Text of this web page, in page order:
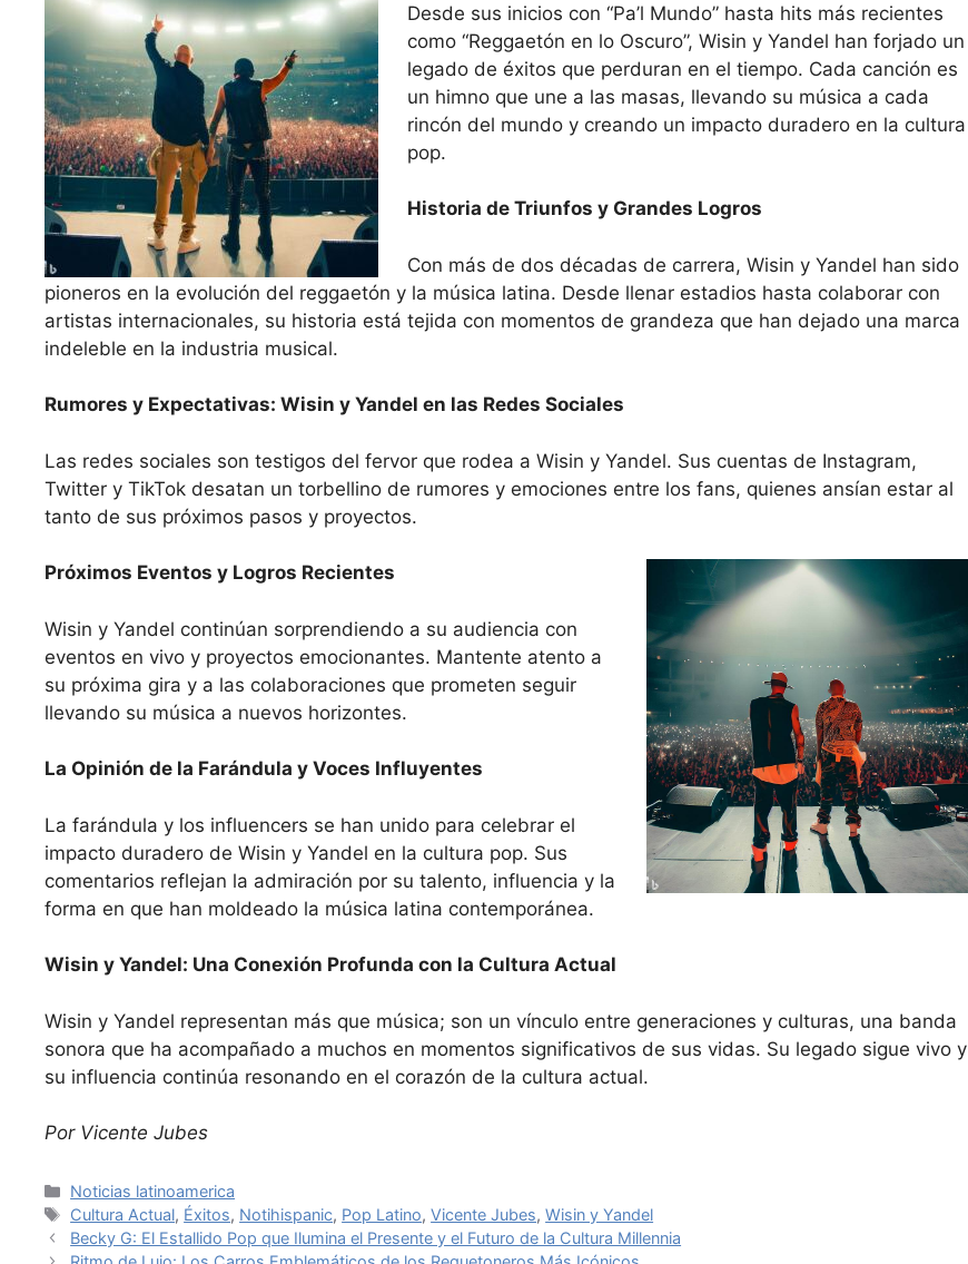
Desde sus inicios con “Pa’l Mundo” hasta hits más recientes
como “Reggaetón en lo Oscuro”, Wisin y Yandel han forjado un
legado de éxitos que perduran en el tiempo. Cada canción es
un himno que une a las masas, llevando su música a cada
rincón del mundo y creando un impacto duradero en la cultura
pop.
Historia de Triunfos y Grandes Logros
Con más de dos décadas de carrera, Wisin y Yandel han sido
pioneros en la evolución del reggaetón y la música latina. Desde llenar estadios hasta colaborar con
artistas internacionales, su historia está tejida con momentos de grandeza que han dejado una marca
indeleble en la industria musical.
Rumores y Expectativas: Wisin y Yandel en las Redes Sociales
Las redes sociales son testigos del fervor que rodea a Wisin y Yandel. Sus cuentas de Instagram,
Twitter y TikTok desatan un torbellino de rumores y emociones entre los fans, quienes ansían estar al
tanto de sus próximos pasos y proyectos.
Próximos Eventos y Logros Recientes
Wisin y Yandel continúan sorprendiendo a su audiencia con
eventos en vivo y proyectos emocionantes. Mantente atento a
su próxima gira y a las colaboraciones que prometen seguir
llevando su música a nuevos horizontes.
La Opinión de la Farándula y Voces Influyentes
La farándula y los influencers se han unido para celebrar el
impacto duradero de Wisin y Yandel en la cultura pop. Sus
comentarios reflejan la admiración por su talento, influencia y la
forma en que han moldeado la música latina contemporánea.
Wisin y Yandel: Una Conexión Profunda con la Cultura Actual
Wisin y Yandel representan más que música; son un vínculo entre generaciones y culturas, una banda
sonora que ha acompañado a muchos en momentos significativos de sus vidas. Su legado sigue vivo y
su influencia continúa resonando en el corazón de la cultura actual.
Por Vicente Jubes
Categories
Noticias latinoamerica
Tags
Cultura Actual, Éxitos, Notihispanic, Pop Latino,Vicente Jubes,Wisin y Yandel
Becky G: El Estallido Pop que Ilumina el Presente y el Futuro de la Cultura Millennia